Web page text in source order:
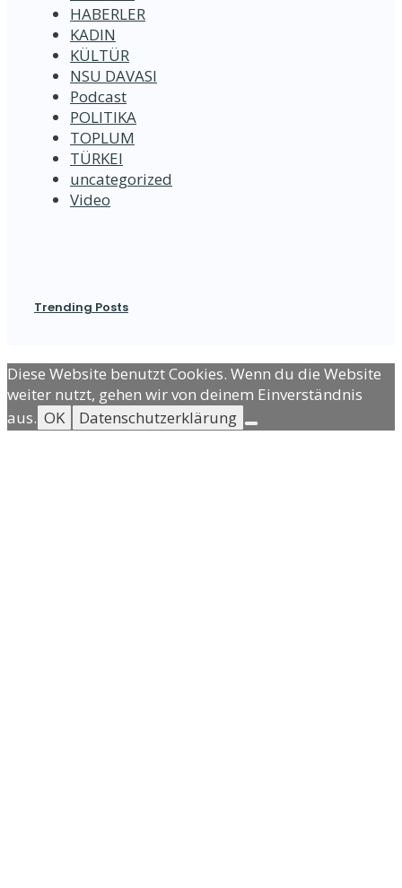
HABERLER
KADIN
KÜLTÜR
NSU DAVASI
Podcast
POLITIKA
TOPLUM
TÜRKEI
uncategorized
Video
Trending Posts
Diese Website benutzt Cookies. Wenn du die Website
weiter nutzt, gehen wir von deinem Einverständnis
aus. OK Datenschutzerklärung